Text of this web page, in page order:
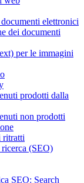
elettronici
dei documenti
per le immagini
prodotti dalla
non prodotti
ritratti
(SEO)
SEO: Search